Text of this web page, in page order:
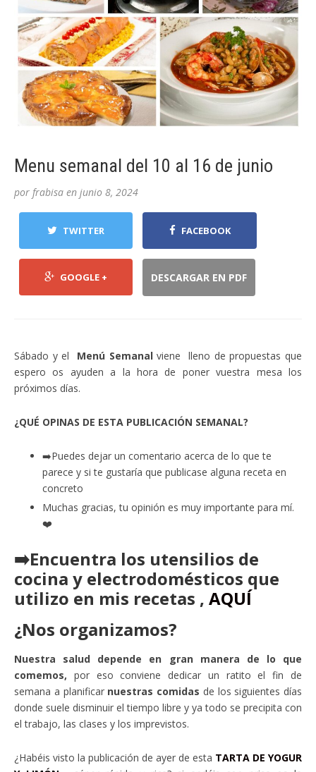
Menu semanal del 10 al 16 de junio
por frabisa en junio 8, 2024
TWITTER FACEBOOK
GOOGLE + DESCARGAR EN PDF
Sábado y el Menú Semanalviene lleno de propuestas que
espero os ayuden a la hora de poner vuestra mesa los
próximos días.
¿QUÉ OPINAS DE ESTA PUBLICACIÓN SEMANAL?
➡️Puedes dejar un comentario acerca de lo que te
parece y si te gustaría que publicase alguna receta en
concreto
Muchas gracias, tu opinión es muy importante para mí.
❤️
➡️Encuentra los utensilios de
cocina y electrodomésticos que
utilizo en mis recetas , AQUÍ
¿Nos organizamos?
Nuestra salud depende en gran manera de lo que
comemos, por eso conviene dedicar un ratito el fin de
semana a planificarnuestras comidas de los siguientes días
donde suele disminuir el tiempo libre y ya todo se precipita con
el trabajo, las clases y los imprevistos.
¿Habéis visto la publicación de ayer de esta TARTA DE YOGUR